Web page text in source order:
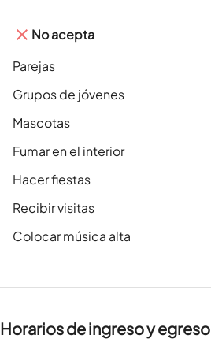
No acepta
Parejas
Grupos de jóvenes
Mascotas
Fumar en el interior
Hacer fiestas
Recibir visitas
Colocar música alta
Horarios de ingreso y egreso